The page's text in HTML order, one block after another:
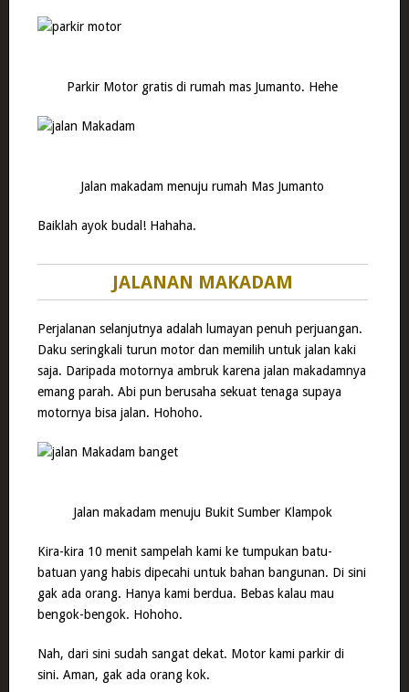
Parkir Motor gratis di rumah mas Jumanto. Hehe
Jalan makadam menuju rumah Mas Jumanto
Baiklah ayok budal! Hahaha.
JALANAN MAKADAM
Perjalanan selanjutnya adalah lumayan penuh perjuangan.
Daku seringkali turun motor dan memilih untuk jalan kaki
saja. Daripada motornya ambruk karena jalan makadamnya
emang parah. Abi pun berusaha sekuat tenaga supaya
motornya bisa jalan. Hohoho.
Jalan makadam menuju Bukit Sumber Klampok
Kira-kira 10 menit sampelah kami ke tumpukan batu-
batuan yang habis dipecahi untuk bahan bangunan. Di sini
gak ada orang. Hanya kami berdua. Bebas kalau mau
bengok-bengok. Hohoho.
Nah, dari sini sudah sangat dekat. Motor kami parkir di
sini. Aman, gak ada orang kok.